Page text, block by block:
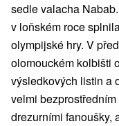
sedle valacha
v loňském roce
olympijské hry. V
olomouckém kolbišti
výsledkových listin a
velmi
drezurními fanoušky,